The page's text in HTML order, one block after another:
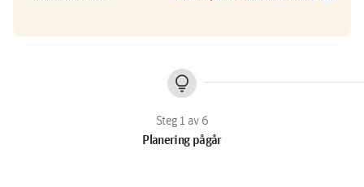
lightbulb
Planering pågår